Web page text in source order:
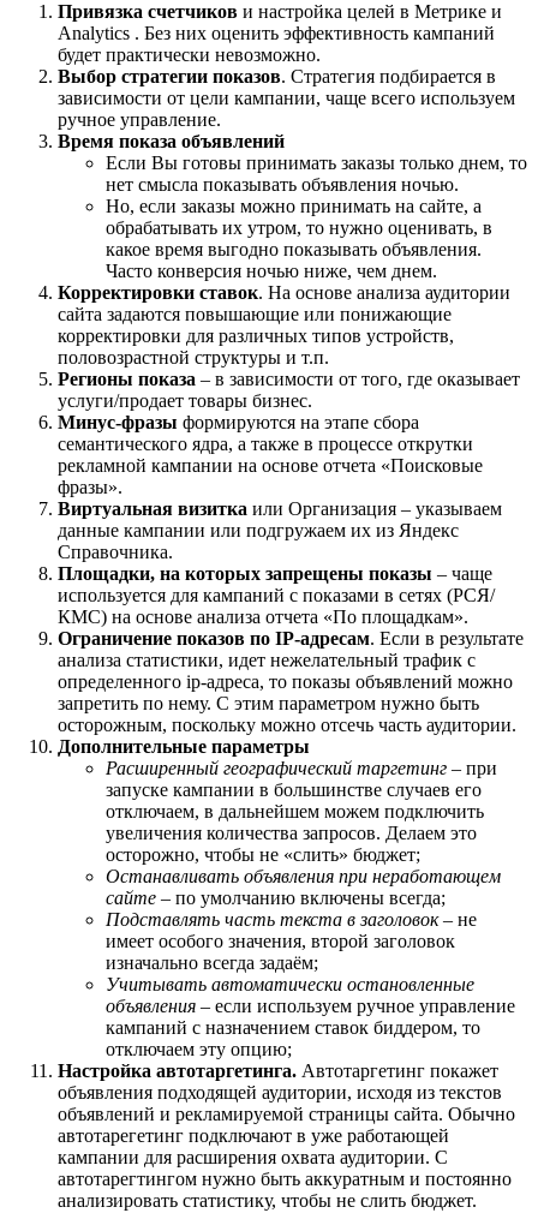
Привязка счетчиков и настройка целей в Метрике и
Analytics . Без них оценить эффективность кампаний
будет практически невозможно.
Выбор стратегии показов. Стратегия подбирается в
зависимости от цели кампании, чаще всего используем
ручное управление.
Время показа объявлений
Если Вы готовы принимать заказы только днем, то
нет смысла показывать объявления ночью.
Но, если заказы можно принимать на сайте, а
обрабатывать их утром, то нужно оценивать, в
какое время выгодно показывать объявления.
Часто конверсия ночью ниже, чем днем.
Корректировки ставок. На основе анализа аудитории
сайта задаются повышающие или понижающие
корректировки для различных типов устройств,
половозрастной структуры и т.п.
Регионы показа – в зависимости от того, где оказывает
услуги/продает товары бизнес.
Минус-фразы формируются на этапе сбора
семантического ядра, а также в процессе открутки
рекламной кампании на основе отчета «Поисковые
фразы».
Виртуальная визитка или Организация – указываем
данные кампании или подгружаем их из Яндекс
Справочника.
Площадки, на которых запрещены показы – чаще
используется для кампаний с показами в сетях (РСЯ/
КМС) на основе анализа отчета «По площадкам».
Ограничение показов по IP-адресам. Если в результате
анализа статистики, идет нежелательный трафик с
определенного ip-адреса, то показы объявлений можно
запретить по нему. С этим параметром нужно быть
осторожным, поскольку можно отсечь часть аудитории.
Дополнительные параметры
Расширенный географический таргетинг – при
запуске кампании в большинстве случаев его
отключаем, в дальнейшем можем подключить
увеличения количества запросов. Делаем это
осторожно, чтобы не «слить» бюджет;
Останавливать объявления при неработающем
сайте – по умолчанию включены всегда;
Подставлять часть текста в заголовок– не
имеет особого значения, второй заголовок
изначально всегда задаём;
Учитывать автоматически остановленные
объявления – если используем ручное управление
кампаний с назначением ставок биддером, то
отключаем эту опцию;
Настройка автотаргетинга. Автотаргетинг покажет
объявления подходящей аудитории, исходя из текстов
объявлений и рекламируемой страницы сайта. Обычно
автотарегетинг подключают в уже работающей
кампании для расширения охвата аудитории. С
автотарегтингом нужно быть аккуратным и постоянно
анализировать статистику, чтобы не слить бюджет.